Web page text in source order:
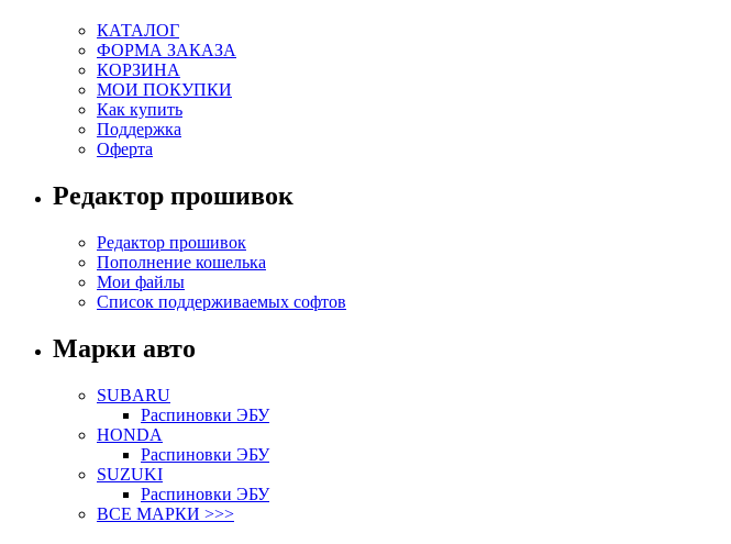
КАТАЛОГ
ФОРМА ЗАКАЗА
КОРЗИНА
МОИ ПОКУПКИ
Как купить
Поддержка
Оферта
Редактор прошивок
Редактор прошивок
Пополнение кошелька
Мои файлы
Список поддерживаемых софтов
Марки авто
SUBARU
Распиновки ЭБУ
HONDA
Распиновки ЭБУ
SUZUKI
Распиновки ЭБУ
ВСЕ МАРКИ >>>